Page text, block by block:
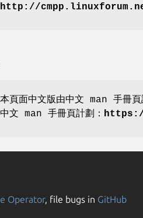
http://
本頁面中文版由中文 man 手冊頁
中文 man 手冊頁計劃：
Operator, file bugs in GitHub